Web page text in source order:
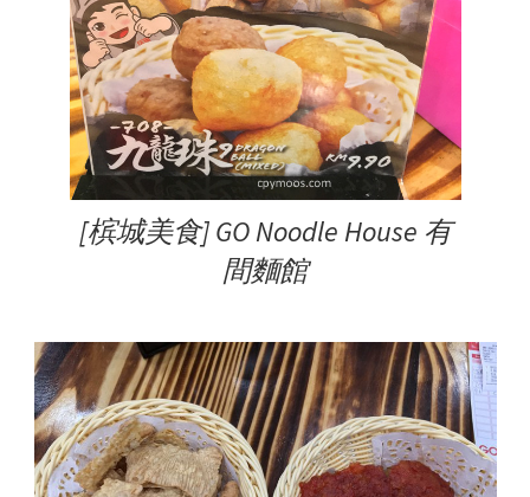
[槟城美食] GO Noodle House 有
間麵館